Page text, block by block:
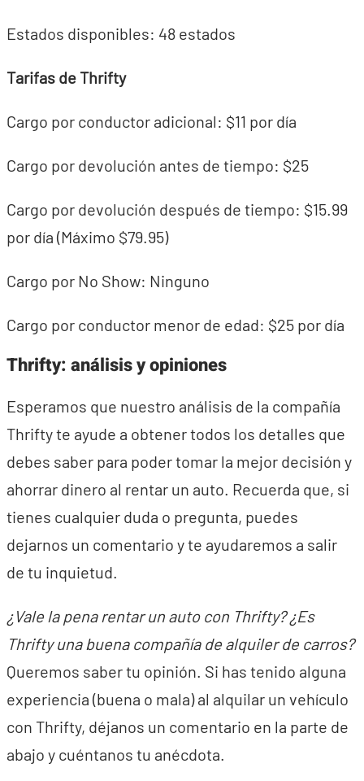
Estados disponibles: 48 estados
Tarifas de Thrifty
Cargo por conductor adicional: $11 por día
Cargo por devolución antes de tiempo: $25
Cargo por devolución después de tiempo: $15.99
por día (Máximo $79.95)
Cargo por No Show: Ninguno
Cargo por conductor menor de edad: $25 por día
Thrifty: análisis y opiniones
Esperamos que nuestro análisis de la compañía
Thrifty te ayude a obtener todos los detalles que
debes saber para poder tomar la mejor decisión y
ahorrar dinero al rentar un auto. Recuerda que, si
tienes cualquier duda o pregunta, puedes
dejarnos un comentario y te ayudaremos a salir
de tu inquietud.
¿Vale la pena rentar un auto con Thrifty? ¿Es
Thrifty una buena compañía de alquiler de carros?
Queremos saber tu opinión. Si has tenido alguna
experiencia (buena o mala) al alquilar un vehículo
con Thrifty, déjanos un comentario en la parte de
abajo y cuéntanos tu anécdota.